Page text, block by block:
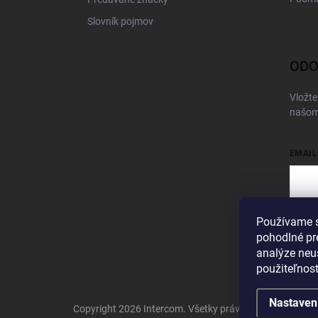
Používame
pohodlné
analýze
Slovník pojmov
EMAIL
Copyright 2026 Intercom. Všetky práva vyhradené.